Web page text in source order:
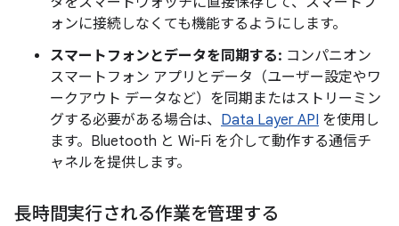
ォンに接続しなくても機能するようにします。
スマートフォンとデータを同期する: コンパニオン
スマートフォン アプリとデータ（ユーザー設定やワ
ークアウト データなど）を同期またはストリーミン
グする必要がある場合は、 Data Layer API を使用し
ます。Bluetooth と Wi-Fi を介して動作する通信チ
ャネルを提供します。
長時間実行される作業を管理する